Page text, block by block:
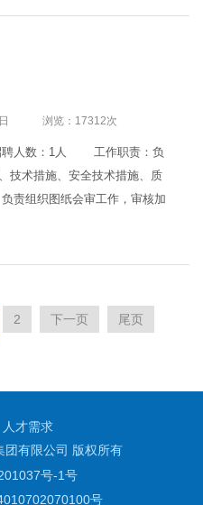
浏览：17312次
数：1人 工作职责：负
技术措施、安全技术措施、质
责组织图纸会审工作，审核加
》和《程序文件》,按照《质量
2 下一页 尾页
人才需求
团有限公司 版权所有
号-1号
号